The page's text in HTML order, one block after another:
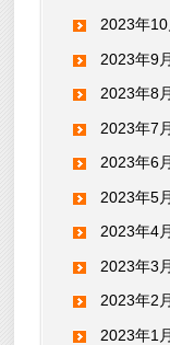
2023年10
2023年9月
2023年8月
2023年7月
2023年6月
2023年5月
2023年4月
2023年3月
2023年2月
2023年1月